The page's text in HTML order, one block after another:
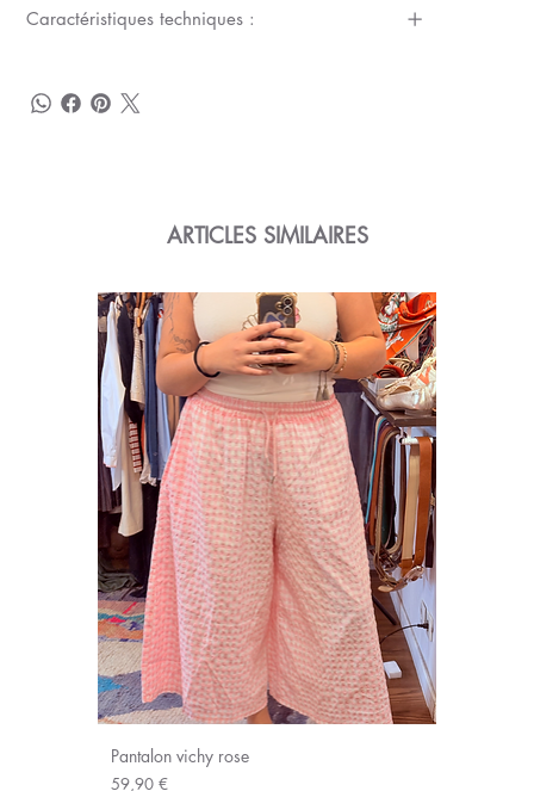
Caractéristiques techniques :
ARTICLES SIMILAIRES
Pantalon vichy rose
Prix
59,90 €